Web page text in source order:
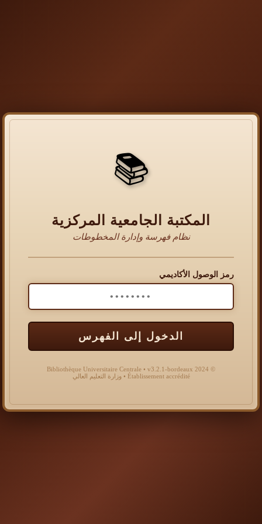
📚
المكتبة الجامعية المركزية
نظام فهرسة وإدارة المخطوطات
رمز الوصول الأكاديمي
الدخول إلى الفهرس
© 2024 Bibliothèque Universitaire Centrale • v3.2.1-bordeaux
Établissement accrédité • وزارة التعليم العالي